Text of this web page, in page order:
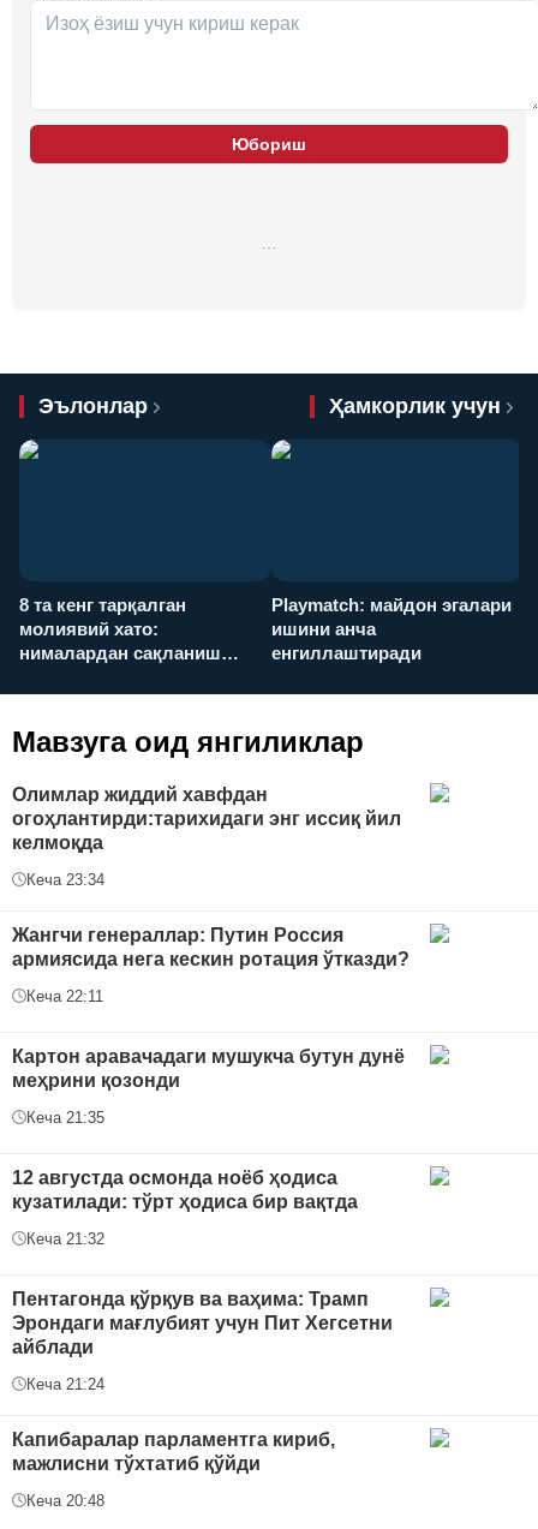
Юбориш
Эълонлар Ҳамкорлик учун
8 та кенг тарқалган
молиявий хато:
нималардан сақланиш
Playmatch: майдон эгалари
ишини анча
енгиллаштиради
Мавзуга оид янгиликлар
Oлимлар жиддий хавфдан
огоҳлантирди:тарихидаги энг иссиқ йил
келмоқда
Кеча 23:34
Жангчи генераллар: Путин Россия
армиясида нега кескин ротация ўтказди?
Кеча 22:11
Картон аравачадаги мушукча бутун дунё
меҳрини қозонди
Кеча 21:35
12 августда осмонда ноёб ҳодиса
кузатилади: тўрт ҳодиса бир вақтда
Кеча 21:32
Пентагонда қўрқув ва ваҳима: Трамп
Эрондаги мағлубият учун Пит Хегсетни
айблади
Кеча 21:24
Капибаралар парламентга кириб,
мажлисни тўхтатиб қўйди
Кеча 20:48